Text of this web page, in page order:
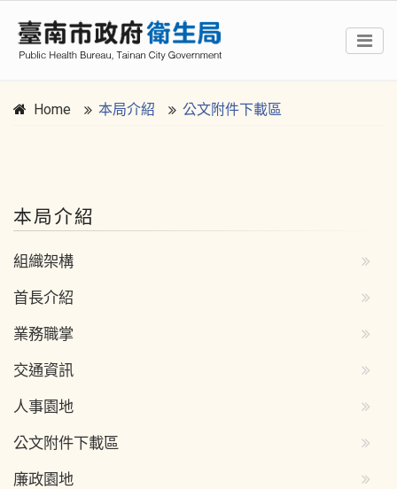
Home 本局介紹 公文附件下載區
本局介紹
組織架構
首長介紹
業務職掌
交通資訊
人事園地
公文附件下載區
廉政園地